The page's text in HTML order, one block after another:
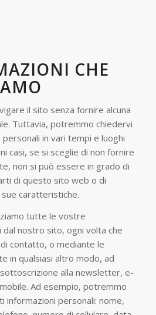
CHE
il sito senza fornire alcuna
Tuttavia, potremmo chiedervi
in vari tempi e luoghi
casi, se si sceglie di non fornire
non si può essere in grado di
di questo sito web o di
caratteristiche.
tutte le vostre
dal nostro sito, ogni volta che
contatto, o mediante le
in qualsiasi altro modo, ad
alla newsletter, e-
Ad esempio, potremmo
informazioni personali: nome,